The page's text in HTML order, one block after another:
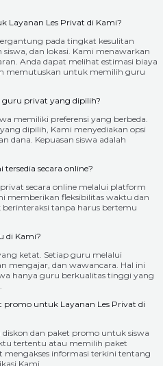
Layanan Les Privat di Kami?
pada tingkat kesulitan
dan lokasi. Kami menawarkan
Anda dapat melihat estimasi biaya
memutuskan untuk memilih guru
guru privat yang dipilih?
memiliki preferensi yang berbeda.
dipilih, Kami menyediakan opsi
dana. Kepuasan siswa adalah
secara online?
secara online melalui platform
memberikan fleksibilitas waktu dan
tanpa harus bertemu
di Kami?
ketat. Setiap guru melalui
mengajar, dan wawancara. Hal ini
hanya guru berkualitas tinggi yang
untuk Layanan Les Privat di
dan paket promo untuk siswa
tertentu atau memilih paket
informasi terkini tentang
Kami.